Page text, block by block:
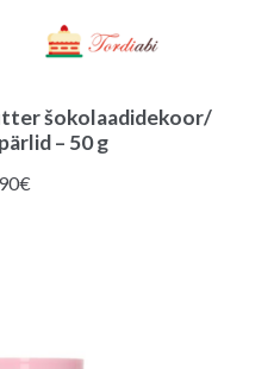
šokolaadidekoor/
– 50 g
€